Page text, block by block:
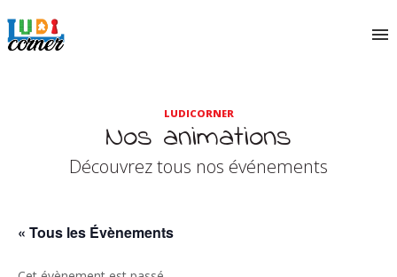
LUDICORNER
Nos animations
Découvrez tous nos événements
« Tous les Évènements